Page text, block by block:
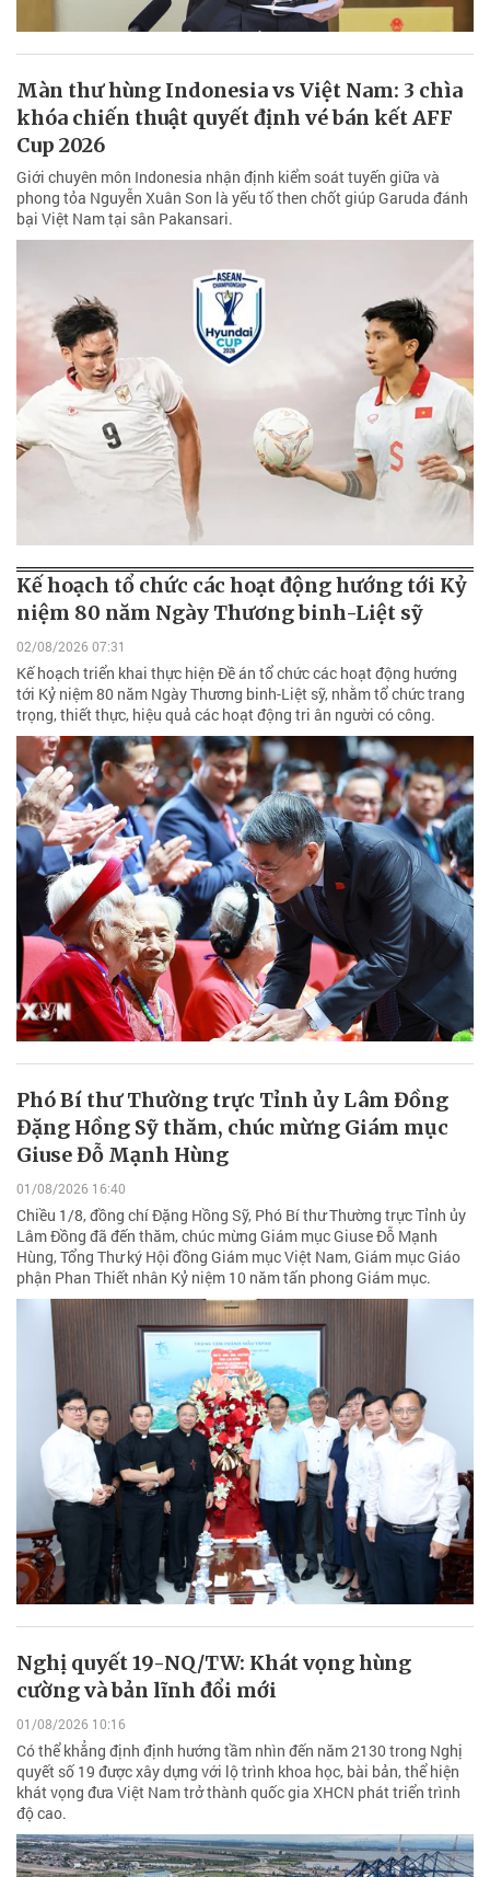
Màn thư hùng Indonesia vs Việt Nam: 3 chìa
khóa chiến thuật quyết định vé bán kết AFF
Cup 2026
Giới chuyên môn Indonesia nhận định kiểm soát tuyến giữa và
phong tỏa Nguyễn Xuân Son là yếu tố then chốt giúp Garuda đánh
bại Việt Nam tại sân Pakansari.
Kế hoạch tổ chức các hoạt động hướng tới Kỷ
niệm 80 năm Ngày Thương binh-Liệt sỹ
02/08/2026 07:31
Kế hoạch triển khai thực hiện Đề án tổ chức các hoạt động hướng
tới Kỷ niệm 80 năm Ngày Thương binh-Liệt sỹ, nhằm tổ chức trang
trọng, thiết thực, hiệu quả các hoạt động tri ân người có công.
Phó Bí thư Thường trực Tỉnh ủy Lâm Đồng
Đặng Hồng Sỹ thăm, chúc mừng Giám mục
Giuse Đỗ Mạnh Hùng
01/08/2026 16:40
Chiều 1/8, đồng chí Đặng Hồng Sỹ, Phó Bí thư Thường trực Tỉnh ủy
Lâm Đồng đã đến thăm, chúc mừng Giám mục Giuse Đỗ Mạnh
Hùng, Tổng Thư ký Hội đồng Giám mục Việt Nam, Giám mục Giáo
phận Phan Thiết nhân Kỷ niệm 10 năm tấn phong Giám mục.
Nghị quyết 19-NQ/TW: Khát vọng hùng
cường và bản lĩnh đổi mới
01/08/2026 10:16
Có thể khẳng định định hướng tầm nhìn đến năm 2130 trong Nghị
quyết số 19 được xây dựng với lộ trình khoa học, bài bản, thể hiện
khát vọng đưa Việt Nam trở thành quốc gia XHCN phát triển trình
độ cao.